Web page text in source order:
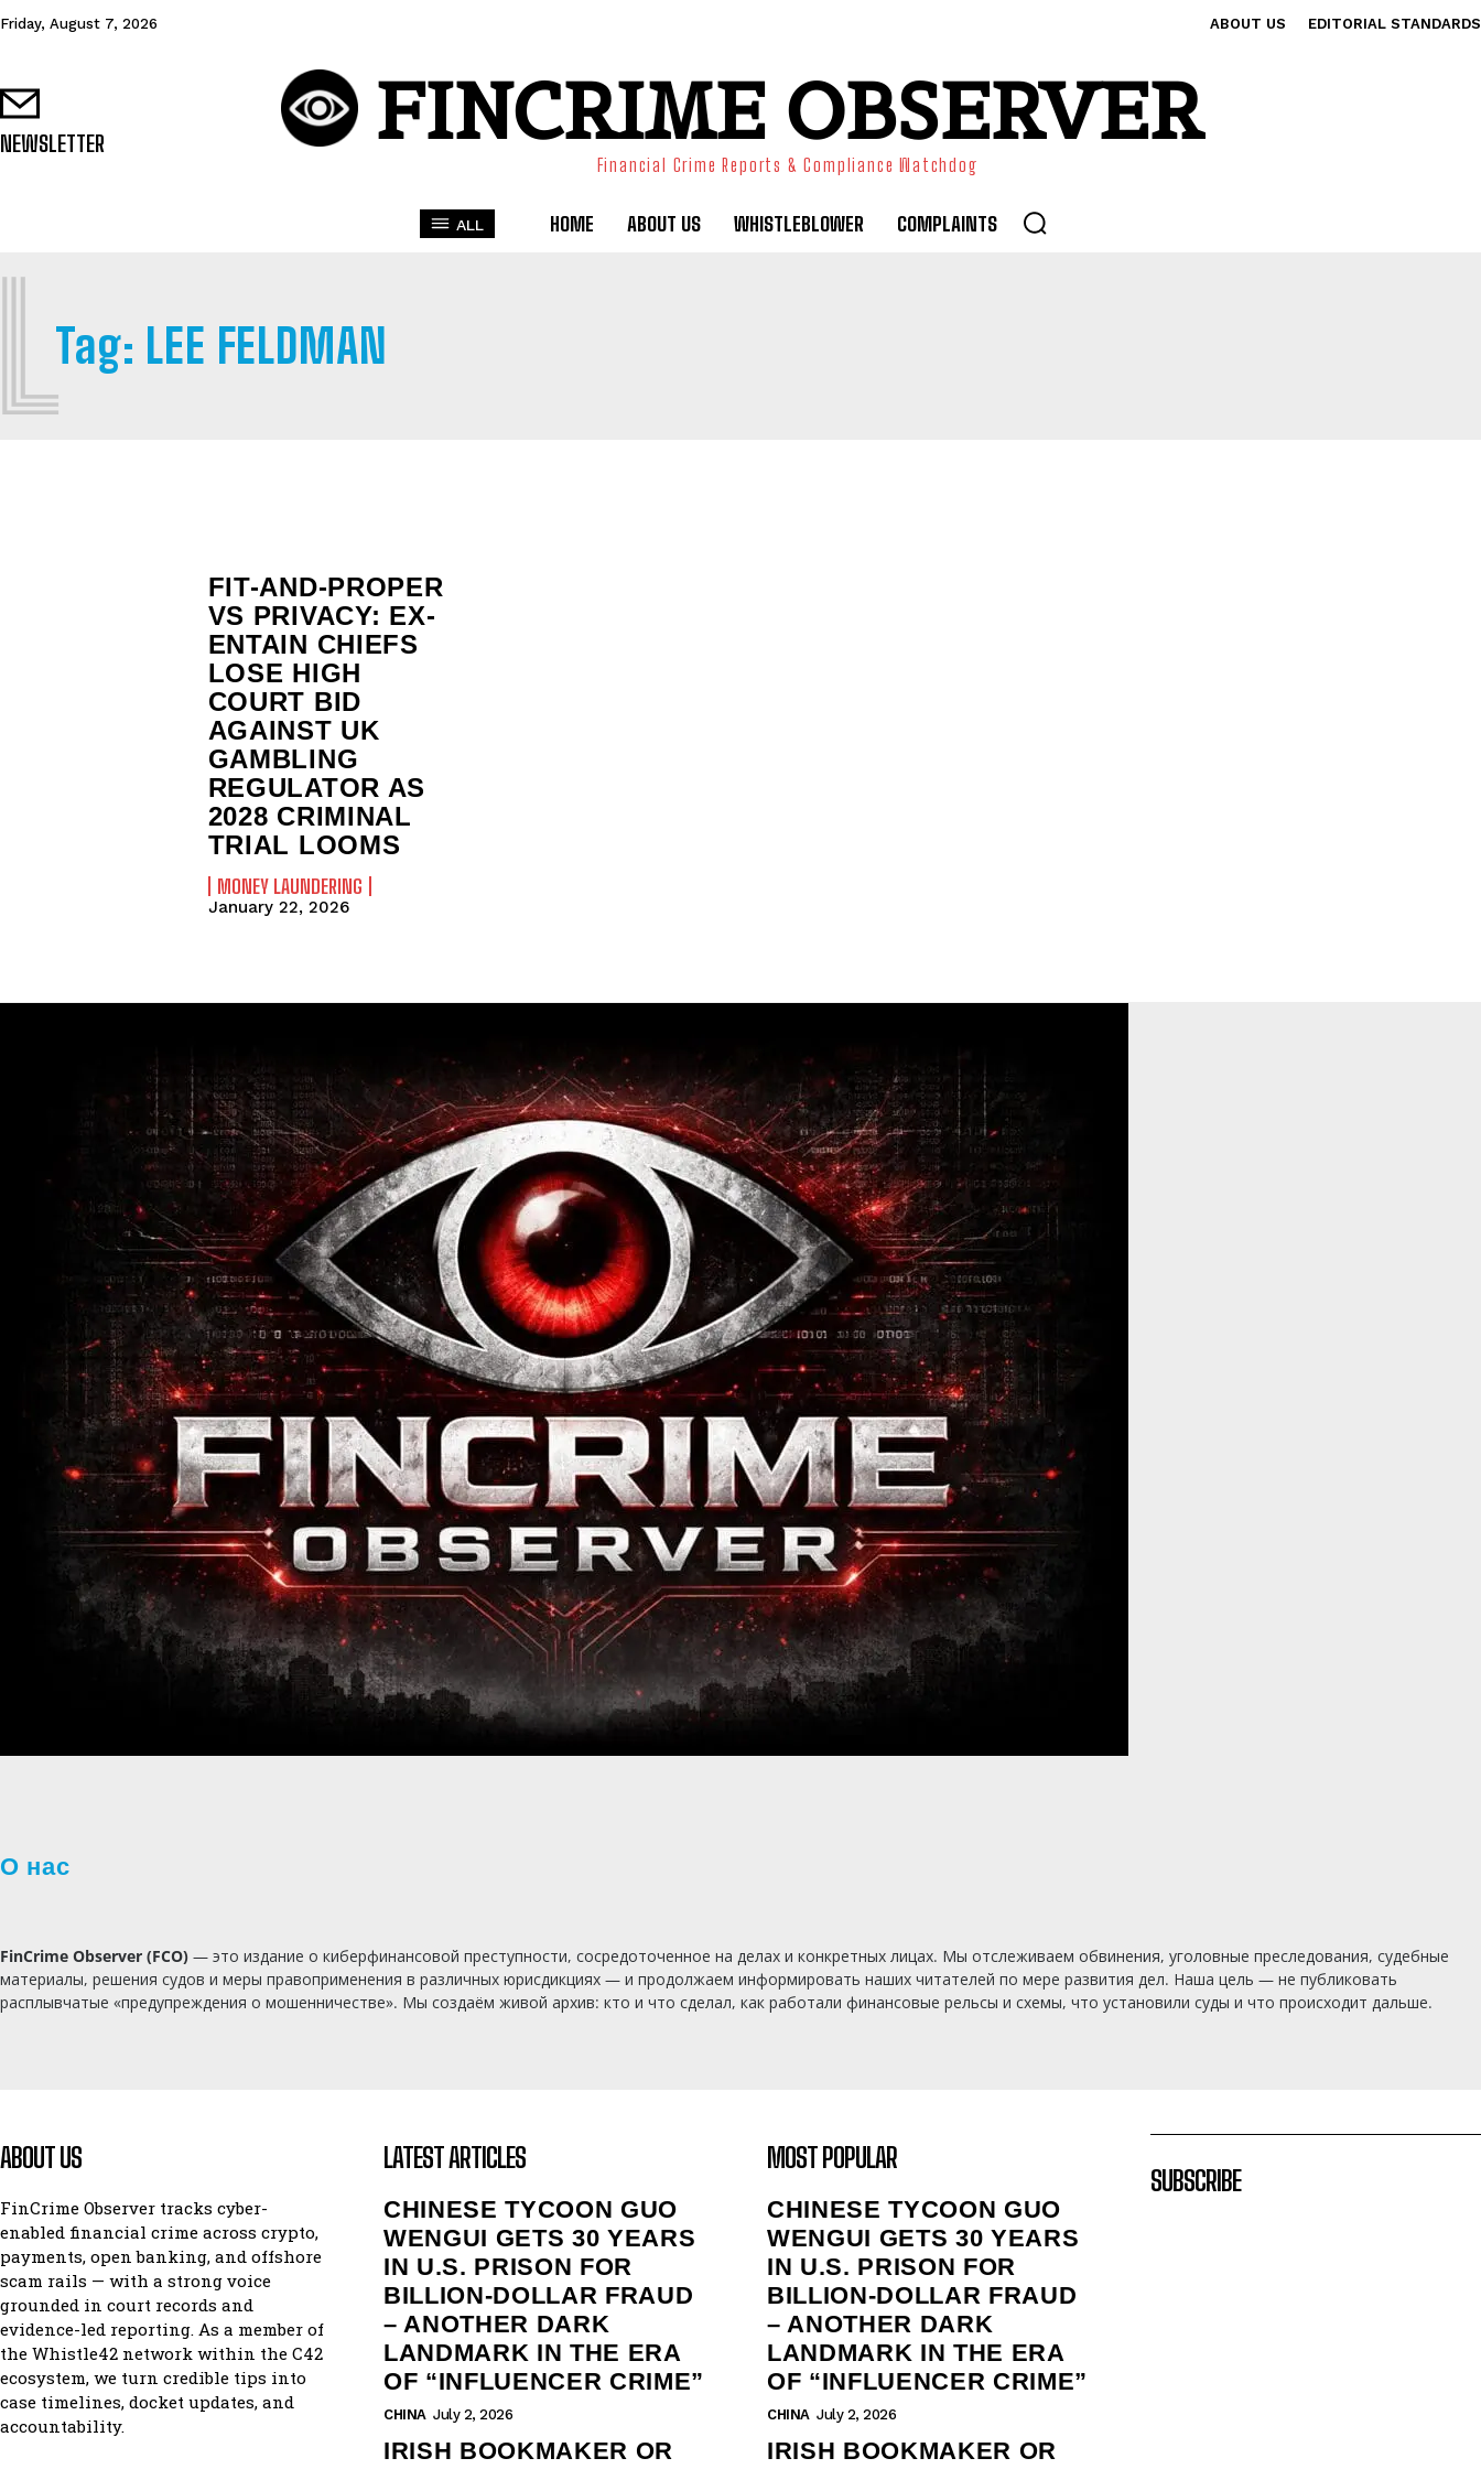
Friday, August 7, 2026 ABOUT US EDITORIAL STANDARDS
NEWSLETTER FINCRIME OBSERVER
Financial Crime Reports & Compliance Watchdog
ALL HOME ABOUT US WHISTLEBLOWER COMPLAINTS
Tag: LEE FELDMAN
FIT-AND-PROPER
VS PRIVACY: EX-
ENTAIN CHIEFS
LOSE HIGH
COURT BID
AGAINST UK
GAMBLING
REGULATOR AS
2028 CRIMINAL
TRIAL LOOMS
MONEY LAUNDERING
January 22, 2026
О нас
FinCrime Observer (FCO) — это издание о киберфинансовой преступности, сосредоточенное на делах и конкретных лицах. Мы отслеживаем обвинения, уголовные преследования, судебные
материалы, решения судов и меры правоприменения в различных юрисдикциях — и продолжаем информировать наших читателей по мере развития дел. Наша цель — не публиковать
расплывчатые «предупреждения о мошенничестве». Мы создаём живой архив: кто и что сделал, как работали финансовые рельсы и схемы, что установили суды и что происходит дальше.
ABOUT US
FinCrime Observer tracks cyber-
enabled financial crime across crypto,
payments, open banking, and offshore
scam rails — with a strong voice
grounded in court records and
evidence-led reporting. As a member of
the Whistle42 network within the C42
ecosystem, we turn credible tips into
case timelines, docket updates, and
accountability.
LATEST ARTICLES
CHINESE TYCOON GUO
WENGUI GETS 30 YEARS
IN U.S. PRISON FOR
BILLION‑DOLLAR FRAUD
– ANOTHER DARK
LANDMARK IN THE ERA
OF “INFLUENCER CRIME”
CHINA July 2, 2026
IRISH BOOKMAKER OR
MOST POPULAR
CHINESE TYCOON GUO
WENGUI GETS 30 YEARS
IN U.S. PRISON FOR
BILLION‑DOLLAR FRAUD
– ANOTHER DARK
LANDMARK IN THE ERA
OF “INFLUENCER CRIME”
CHINA July 2, 2026
IRISH BOOKMAKER OR
SUBSCRIBE